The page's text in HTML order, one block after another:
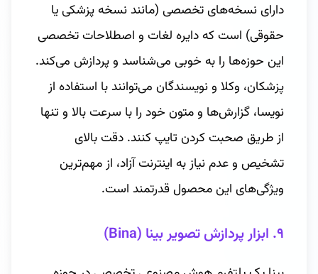
دارای نسخه‌های تخصصی (مانند نسخه پزشکی یا
حقوقی) است که دایره لغات و اصطلاحات تخصصی
این حوزه‌ها را به خوبی می‌شناسد و پردازش می‌کند.
پزشکان، وکلا و نویسندگان می‌توانند با استفاده از
نویسا، گزارش‌ها و متون خود را با سرعت بالا و تنها
از طریق صحبت کردن تایپ کنند. دقت بالای
تشخیص و عدم نیاز به اینترنت آزاد، از مهم‌ترین
ویژگی‌های این محصول قدرتمند است.
۹. ابزار پردازش تصویر بینا (Bina)